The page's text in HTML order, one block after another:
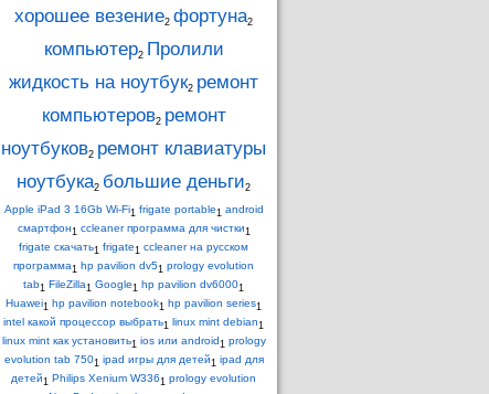
хорошее везение2 фортуна2
компьютер2 Пролили
жидкость на ноутбук2 ремонт
компьютеров2 ремонт
ноутбуков2 ремонт клавиатуры
ноутбука2 большие деньги2
Apple iPad 3 16Gb Wi-Fi1 frigate portable1 android
смартфон1 ccleaner программа для чистки1
frigate скачать1 frigate1 ccleaner на русском
программа1 hp pavilion dv51 prology evolution
tab1 FileZilla1 Google1 hp pavilion dv60001
Huawei1 hp pavilion notebook1 hp pavilion series1
intel какой процессор выбрать1 linux mint debian1
linux mint как установить1 ios или android1 prology
evolution tab 7501 ipad игры для детей1 ipad для
детей1 Philips Xenium W3361 prology evolution